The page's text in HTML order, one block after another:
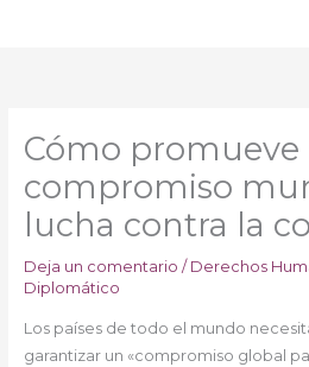
Cómo promueve
compromiso
lucha contra la
Deja un comentario / Derechos
Diplomático
Los países de todo el mundo
garantizar un «compromiso global